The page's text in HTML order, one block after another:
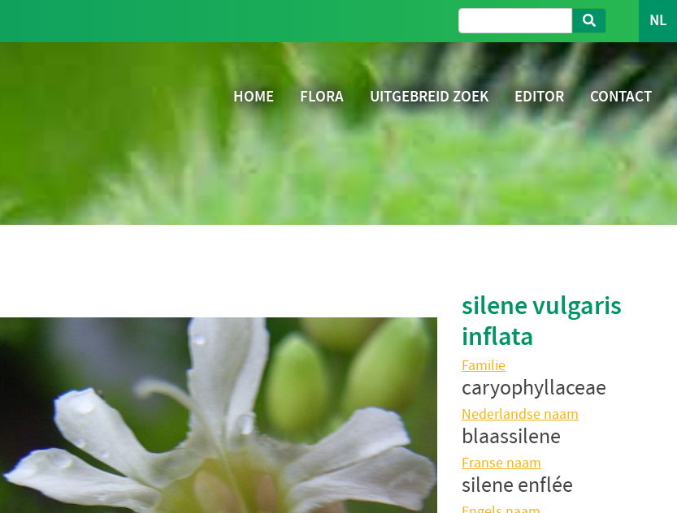
NL
HOME FLORA UITGEBREID ZOEK EDITOR CONTACT
silene vulgaris
inflata
Familie
caryophyllaceae
Nederlandse naam
blaassilene
Franse naam
silene enflée